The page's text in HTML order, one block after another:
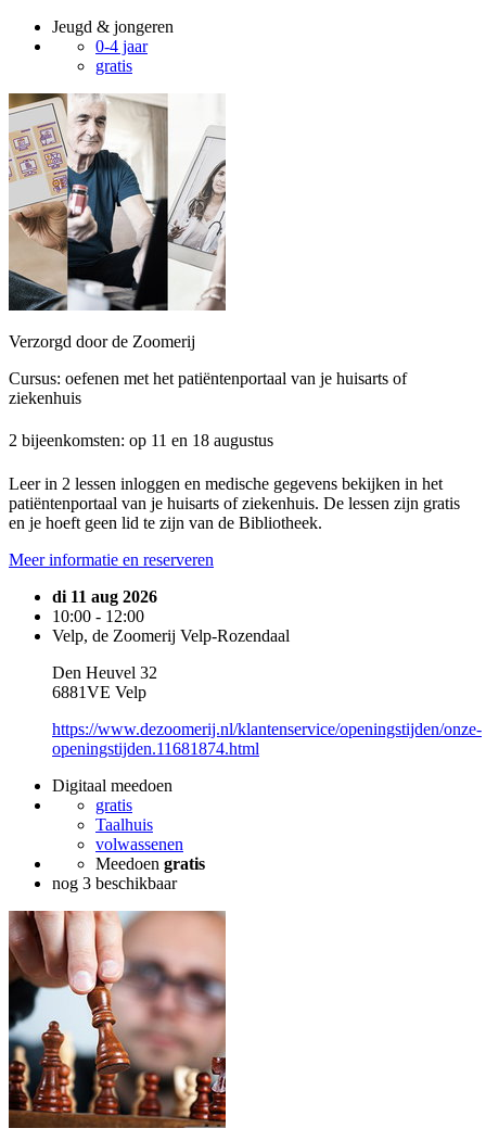
Jeugd & jongeren
0-4 jaar
gratis
Verzorgd door de Zoomerij
Cursus: oefenen met het patiëntenportaal van je huisarts of
ziekenhuis
2 bijeenkomsten: op 11 en 18 augustus
Leer in 2 lessen inloggen en medische gegevens bekijken in het
patiëntenportaal van je huisarts of ziekenhuis. De lessen zijn gratis
en je hoeft geen lid te zijn van de Bibliotheek.
Meer informatie en reserveren
di 11 aug 2026
10:00 - 12:00
Velp, de Zoomerij Velp-Rozendaal
Den Heuvel 32
6881VE Velp
https://www.dezoomerij.nl/klantenservice/openingstijden/onze-
openingstijden.11681874.html
Digitaal meedoen
gratis
Taalhuis
volwassenen
Meedoen gratis
nog 3 beschikbaar